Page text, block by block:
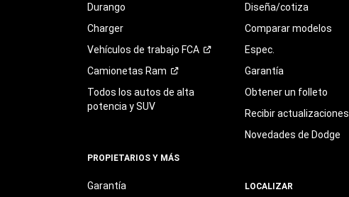
Durango
Charger
Vehículos de trabajo FCA
Camionetas Ram
Todos los autos de alta
potencia y SUV
PROPIETARIOS Y MÁS
Garantía
Diseña/cotiza
Comparar modelos
Espec.
Garantía
Obtener un folleto
Recibir actualizaciones
Novedades de Dodge
LOCALIZAR